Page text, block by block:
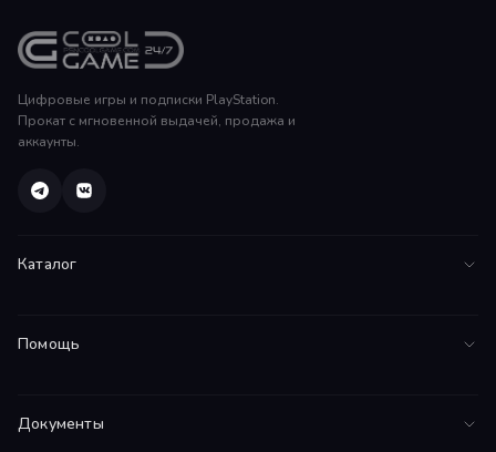
Цифровые игры и подписки PlayStation.
Прокат с мгновенной выдачей, продажа и
аккаунты.
Каталог
Помощь
Инструкции
Документы